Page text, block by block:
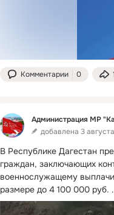
Комментарии 0 1
Администрация МР
добавлена 3 августа
В Республике Дагестан
граждан, заключающих
военнослужащему
размере до 4 100 000 руб.